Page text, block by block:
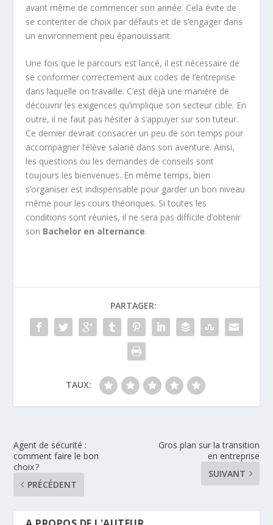
avant même de commencer son année. Cela évite de
se contenter de choix par défauts et de s’engager dans
un environnement peu épanouissant.
Une fois que le parcours est lancé, il est nécessaire de
se conformer correctement aux codes de l’entreprise
dans laquelle on travaille. C’est déjà une manière de
découvrir les exigences qu’implique son secteur cible. En
outre, il ne faut pas hésiter à s’appuyer sur son tuteur.
Ce dernier devrait consacrer un peu de son temps pour
accompagner l’élève salarié dans son aventure. Ainsi,
les questions ou les demandes de conseils sont
toujours les bienvenues. En même temps, bien
s’organiser est indispensable pour garder un bon niveau
même pour les cours théoriques. Si toutes les
conditions sont réunies, il ne sera pas difficile d’obtenir
son Bachelor en alternance.
PARTAGER:
TAUX:
Agent de sécurité :
comment faire le bon
choix ?
PRÉCÉDENT
Gros plan sur la transition
en entreprise
SUIVANT